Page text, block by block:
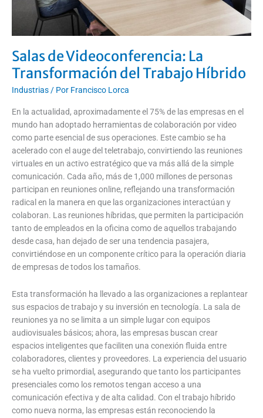
Salas de Videoconferencia: La
Transformación del Trabajo Híbrido
Industrias / Por Francisco Lorca
En la actualidad, aproximadamente el 75% de las empresas en el
mundo han adoptado herramientas de colaboración por video
como parte esencial de sus operaciones. Este cambio se ha
acelerado con el auge del teletrabajo, convirtiendo las reuniones
virtuales en un activo estratégico que va más allá de la simple
comunicación. Cada año, más de 1,000 millones de personas
participan en reuniones online, reflejando una transformación
radical en la manera en que las organizaciones interactúan y
colaboran. Las reuniones híbridas, que permiten la participación
tanto de empleados en la oficina como de aquellos trabajando
desde casa, han dejado de ser una tendencia pasajera,
convirtiéndose en un componente crítico para la operación diaria
de empresas de todos los tamaños.
Esta transformación ha llevado a las organizaciones a replantear
sus espacios de trabajo y su inversión en tecnología. La sala de
reuniones ya no se limita a un simple lugar con equipos
audiovisuales básicos; ahora, las empresas buscan crear
espacios inteligentes que faciliten una conexión fluida entre
colaboradores, clientes y proveedores. La experiencia del usuario
se ha vuelto primordial, asegurando que tanto los participantes
presenciales como los remotos tengan acceso a una
comunicación efectiva y de alta calidad. Con el trabajo híbrido
como nueva norma, las empresas están reconociendo la